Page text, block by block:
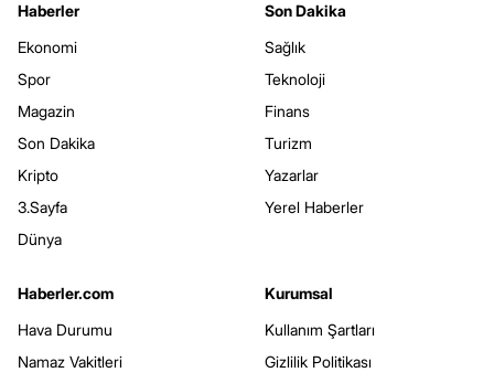
Haberler
Ekonomi
Spor
Magazin
Son Dakika
Kripto
3.Sayfa
Dünya
Son Dakika
Sağlık
Teknoloji
Finans
Turizm
Yazarlar
Yerel Haberler
Haberler.com
Hava Durumu
Namaz Vakitleri
Kurumsal
Kullanım Şartları
Gizlilik Politikası